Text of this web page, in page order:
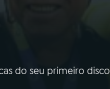
do seu primeiro disco